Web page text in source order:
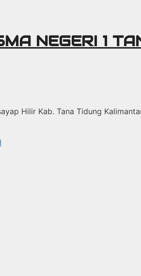
NEGERI 1
Hilir Kab. Tana Tidung